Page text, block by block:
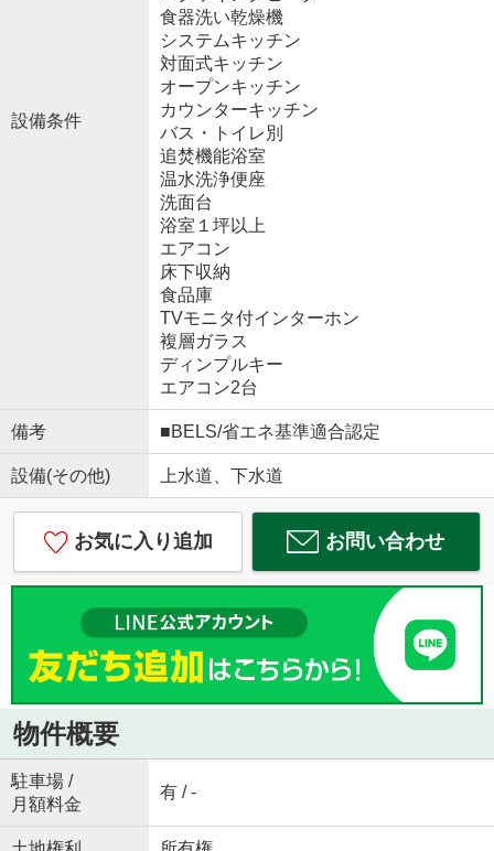
設備条件
食器洗い乾燥機
システムキッチン
対面式キッチン
オープンキッチン
カウンターキッチン
バス・トイレ別
追焚機能浴室
温水洗浄便座
洗面台
浴室１坪以上
エアコン
床下収納
食品庫
TVモニタ付インターホン
複層ガラス
ディンプルキー
エアコン2台
備考 ■BELS/省エネ基準適合認定
設備(その他) 上水道、下水道
お気に入り追加 お問い合わせ
物件概要
駐車場 /
月額料金
有 / -